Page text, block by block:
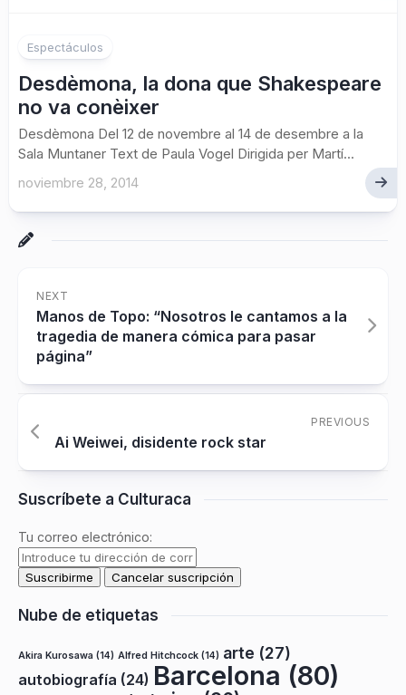
Espectáculos
Desdèmona, la dona que Shakespeare
no va conèixer
Desdèmona Del 12 de novembre al 14 de desembre a la
Sala Muntaner Text de Paula Vogel Dirigida per Martí...
noviembre 28, 2014
NEXT
Manos de Topo: “Nosotros le cantamos a la
tragedia de manera cómica para pasar
página”
PREVIOUS
Ai Weiwei, disidente rock star
Suscríbete a Culturaca
Tu correo electrónico:
Nube de etiquetas
Akira Kurosawa (14) Alfred Hitchcock (14) arte (27)
autobiografía (24) Barcelona (80)